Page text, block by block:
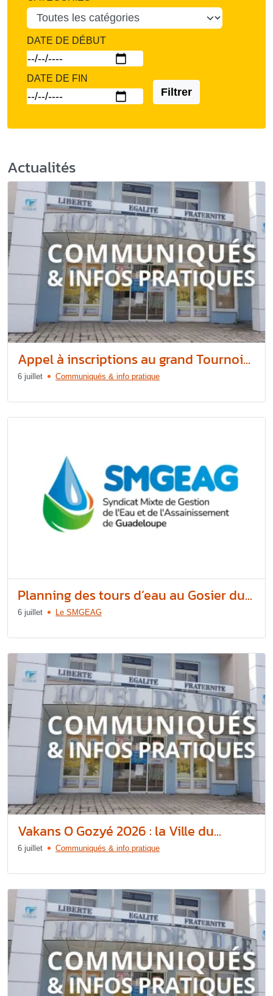
DATE DE DÉBUT
DATE DE FIN
Filtrer
Actualités
Appel à inscriptions au grand Tournoi...
6 juillet Communiqués & info pratique
Planning des tours d’eau au Gosier du...
6 juillet Le SMGEAG
Vakans O Gozyé 2026 : la Ville du...
6 juillet Communiqués & info pratique